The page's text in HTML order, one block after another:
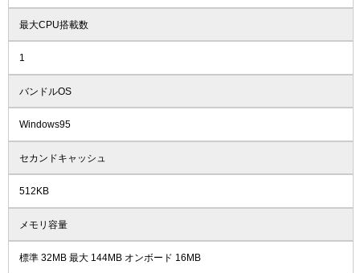
最大CPU搭載数
1
バンドルOS
Windows95
セカンドキャッシュ
512KB
メモリ容量
標準 32MB 最大 144MB オンボード 16MB